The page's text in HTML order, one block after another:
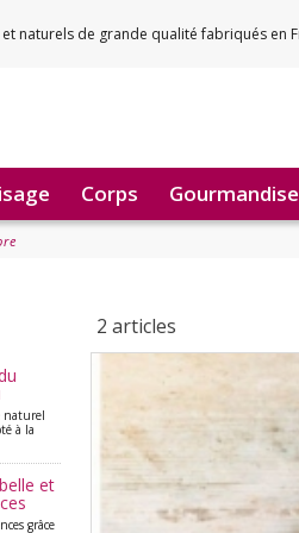
naturels de grande qualité fabriqués en
Corps
naturel
à la
et
grâce
2 articles